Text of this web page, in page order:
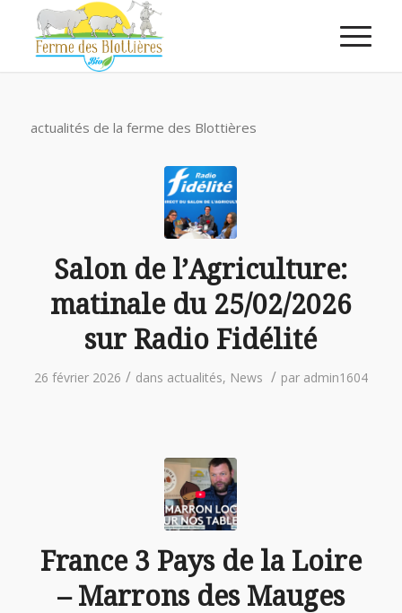
actualités de la ferme des Blottières
Salon de l’Agriculture:
matinale du 25/02/2026
sur Radio Fidélité
26 février 2026 / dans actualités, News / par admin1604
France 3 Pays de la Loire
– Marrons des Mauges